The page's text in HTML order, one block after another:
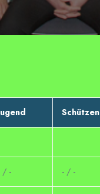
Schützen
/ - - / -